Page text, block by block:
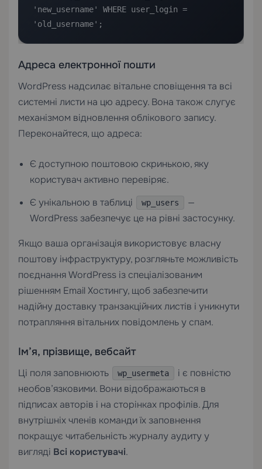
'new_username' WHERE user_login =
'old_username';
Адреса електронної пошти
WordPress надсилає вітальне сповіщення та всі
системні листи на цю адресу. Вона також слугує
механізмом відновлення облікового запису.
Переконайтеся, що адреса:
Є доступною поштовою скринькою, яку
користувач активно перевіряє.
Є унікальною в таблиці
wp_users
—
WordPress забезпечує це на рівні застосунку.
Якщо ваша організація використовує власну
поштову інфраструктуру, розгляньте можливість
поєднання WordPress із спеціалізованим
рішенням Email Хостингу, щоб забезпечити
надійну доставку транзакційних листів і уникнути
потрапляння вітальних повідомлень у спам.
Ім’я, прізвище, вебсайт
Ці поля заповнюють wp_usermeta
і є повністю
необов’язковими. Вони відображаються в
підписах авторів і на сторінках профілів. Для
внутрішніх членів команди їх заповнення
покращує читабельність журналу аудиту у
вигляді Всі користувачі.